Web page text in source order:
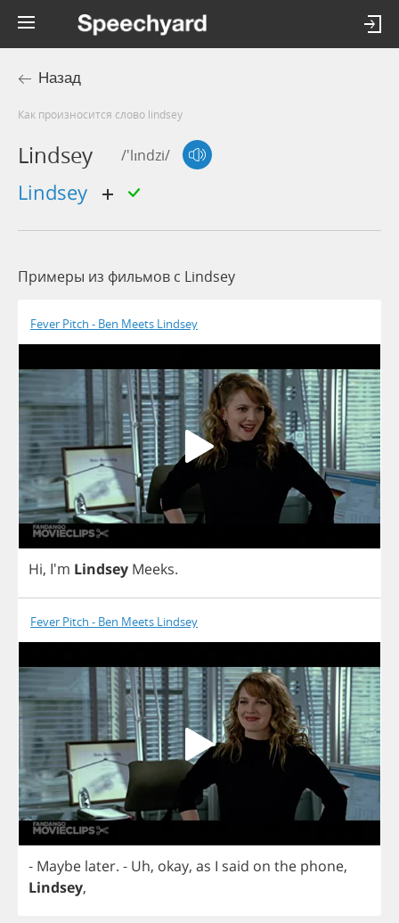
Назад
Как произносится слово lindsey
Lindsey /'lɪndzi/
lindsey
Примеры из фильмов c Lindsey
Fever Pitch - Ben Meets Lindsey
Hi, I'm Lindsey Meeks.
Fever Pitch - Ben Meets Lindsey
- Maybe later. - Uh, okay, as I said on the phone,
Lindsey,